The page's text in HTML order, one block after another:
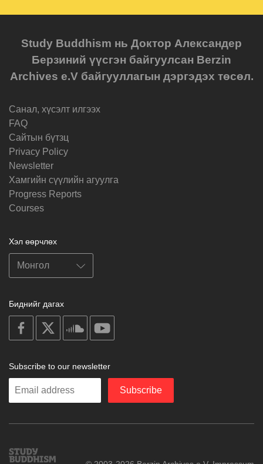
Study Buddhism нь Доктор Александер
Берзиний үүсгэн байгуулсан Berzin
Archives e.V байгууллагын дэргэдэх төсөл.
Санал, хүсэлт илгээх
FAQ
Cайтын бүтзц
Privacy Policy
Newsletter
Хамгийн сүүлийн агуулга
Progress Reports
Courses
Хэл өөрчлөх
Биднийг дагах
on
facebook
soundcloud
Subscribe to our newsletter
Enter
Subscribe
Study